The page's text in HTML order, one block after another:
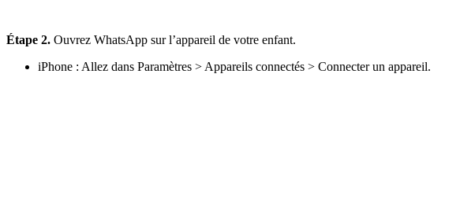
Étape 2. Ouvrez WhatsApp sur l’appareil de votre enfant.
iPhone : Allez dans Paramètres > Appareils connectés > Connecter un appareil.